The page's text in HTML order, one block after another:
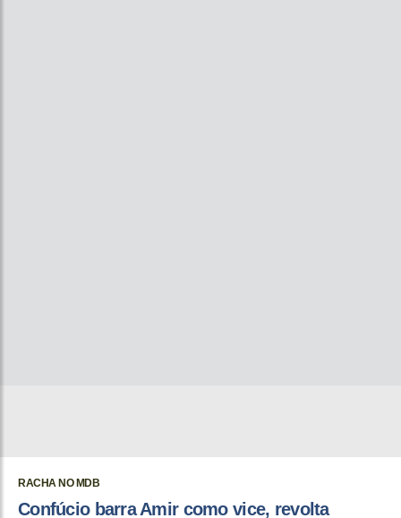
RACHA NO MDB
Confúcio barra Amir como vice, revolta